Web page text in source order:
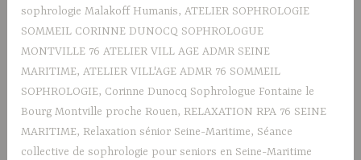
sophrologie Malakoff Humanis,ATELIER SOPHROLOGIE
SOMMEIL CORINNE DUNOCQ SOPHROLOGUE
MONTVILLE 76 ATELIER VILL AGE ADMR SEINE
MARITIME,ATELIER VILL'AGE ADMR 76 SOMMEIL
SOPHROLOGIE, Corinne Dunocq Sophrologue Fontaine le
Bourg Montville proche Rouen, RELAXATION RPA 76 SEINE
MARITIME, Relaxation sénior Seine-Maritime, Séance
collective de sophrologie pour seniors en Seine-Maritime